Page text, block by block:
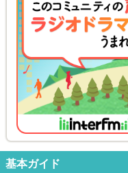
基本ガイド